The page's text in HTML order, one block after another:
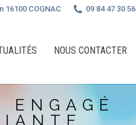
16100 COGNAC 09 84 47 30 56
NOUS CONTACTER